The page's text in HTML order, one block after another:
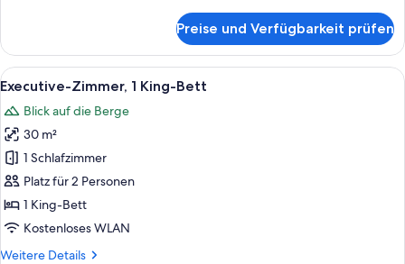
Zimmer,
1 King-
Bett
Preise und Verfügbarkeit prüfen
Alle
Fotos
für
Executive-
Zimmer,
1 King-
Bett
anzeigen
Ein modernes Hotelzimmer mit
6
Executive-Zimmer, 1 King-Bett
Blick auf die Berge
30 m²
1 Schlafzimmer
Platz für 2 Personen
1 King-Bett
Kostenloses WLAN
Weitere Details
Weitere